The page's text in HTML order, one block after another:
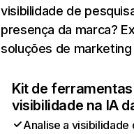
visibilidade de
presença da marca?
soluções de marketing
Kit de
visibilidade na IA
Analise a visibilidade